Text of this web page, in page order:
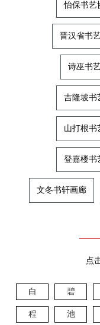
怡保书艺
晋汉省书
诗巫书
吉隆坡书
山打根书
登嘉楼书
文冬书轩画廊
点
白 碧
程 池